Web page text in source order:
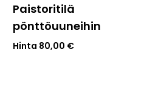
Paistoritilä
pönttöuuneihin
Hinta 80,00 €